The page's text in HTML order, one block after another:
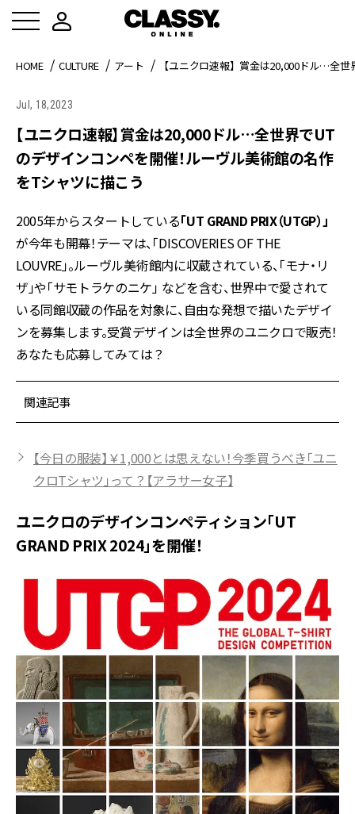
HOME CULTURE アート 【ユニクロ速報】賞金は20,000ドル…全
Jul, 18,2023
【ユニクロ速報】賞金は20,000ドル…全世界でUT
のデザインコンペを開催！ルーヴル美術館の名作
をTシャツに描こう
2005年からスタートしている「UT GRAND PRIX（UTGP）」
が今年も開幕！テーマは、「DISCOVERIES OF THE
LOUVRE」。ルーヴル美術館内に収蔵されている、「モナ・リ
ザ」や「サモトラケのニケ」 などを含む、世界中で愛されて
いる同館収蔵の作品を対象に、自由な発想で描いたデザイ
ンを募集します。受賞デザインは全世界のユニクロで販売！
あなたも応募してみては？
関連記事
【今日の服装】￥1,000とは思えない！今季買うべき「ユニ
クロTシャツ」って？【アラサー女子】
ユニクロのデザインコンペティション「UT
GRAND PRIX 2024」を開催！